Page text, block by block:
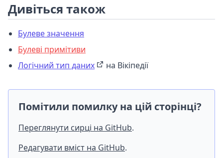
Дивіться також
Булеве значення
Булеві примітиви
Логічний тип даних
на Вікіпедії
Помітили помилку на цій сторінці?
Переглянути сирці на GitHub.
Редагувати вміст на GitHub.